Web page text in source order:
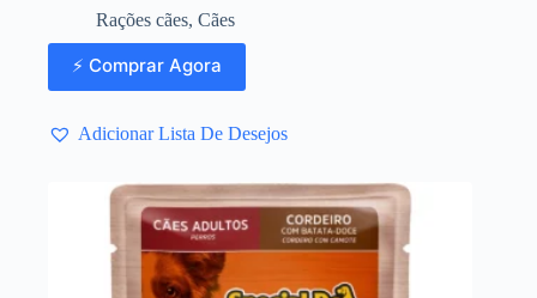
Rações cães, Cães
⚡ Comprar Agora
Adicionar Lista De Desejos